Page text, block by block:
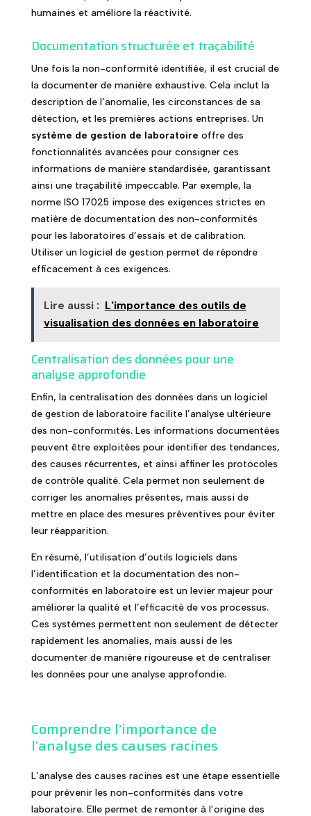
humaines et améliore la réactivité.
Documentation structurée et traçabilité
Une fois la non-conformité identifiée, il est crucial de
la documenter de manière exhaustive. Cela inclut la
description de l’anomalie, les circonstances de sa
détection, et les premières actions entreprises. Un
système de gestion de laboratoire offre des
fonctionnalités avancées pour consigner ces
informations de manière standardisée, garantissant
ainsi une traçabilité impeccable. Par exemple, la
norme ISO 17025 impose des exigences strictes en
matière de documentation des non-conformités
pour les laboratoires d’essais et de calibration.
Utiliser un logiciel de gestion permet de répondre
efficacement à ces exigences.
Lire aussi : L'importance des outils de
visualisation des données en laboratoire
Centralisation des données pour une
analyse approfondie
Enfin, la centralisation des données dans un logiciel
de gestion de laboratoire facilite l’analyse ultérieure
des non-conformités. Les informations documentées
peuvent être exploitées pour identifier des tendances,
des causes récurrentes, et ainsi affiner les protocoles
de contrôle qualité. Cela permet non seulement de
corriger les anomalies présentes, mais aussi de
mettre en place des mesures préventives pour éviter
leur réapparition.
En résumé, l’utilisation d’outils logiciels dans
l’identification et la documentation des non-
conformités en laboratoire est un levier majeur pour
améliorer la qualité et l’efficacité de vos processus.
Ces systèmes permettent non seulement de détecter
rapidement les anomalies, mais aussi de les
documenter de manière rigoureuse et de centraliser
les données pour une analyse approfondie.
Comprendre l’importance de
l’analyse des causes racines
L’analyse des causes racines est une étape essentielle
pour prévenir les non-conformités dans votre
laboratoire. Elle permet de remonter à l’origine des